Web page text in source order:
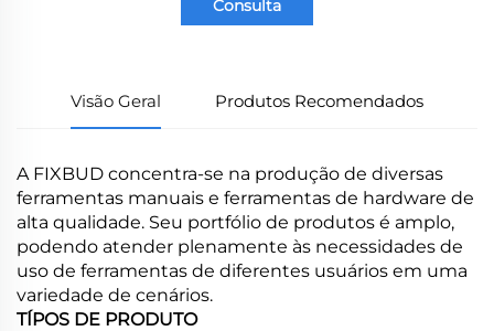
Consulta
Visão Geral Produtos Recomendados
A FIXBUD concentra-se na produção de diversas
ferramentas manuais e ferramentas de hardware de
alta qualidade. Seu portfólio de produtos é amplo,
podendo atender plenamente às necessidades de
uso de ferramentas de diferentes usuários em uma
variedade de cenários.
TÍPOS DE PRODUTO